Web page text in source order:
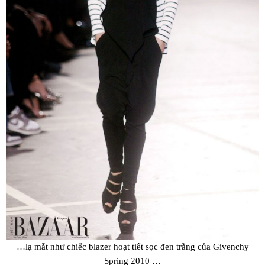
…lạ mắt như chiếc blazer hoạt tiết sọc đen trắng của Givenchy
Spring 2010 …